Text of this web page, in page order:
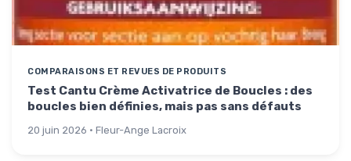
COMPARAISONS ET REVUES DE PRODUITS
Test Cantu Crème Activatrice de Boucles : des
boucles bien définies, mais pas sans défauts
20 juin 2026 · Fleur-Ange Lacroix